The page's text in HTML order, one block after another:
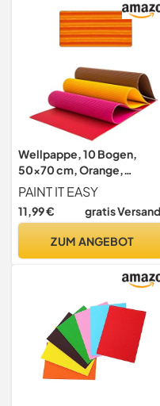
Wellpappe, 10 Bogen,
50x70 cm, Orange,
PREISHIT
PAINT IT EASY
11,99 € gratis Versand
ZUM ANGEBOT